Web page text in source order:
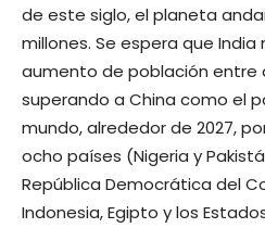
de este siglo, el planeta
millones. Se espera que
aumento de población entre
superando a China como el
mundo, alrededor de 2027,
ocho países (Nigeria y
República Democrática del
Indonesia, Egipto y los